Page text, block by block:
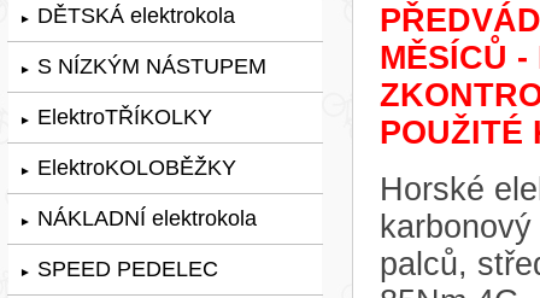
► DĚTSKÁ elektrokola
► S NÍZKÝM NÁSTUPEM
► ElektroTŘÍKOLKY
► ElektroKOLOBĚŽKY
► NÁKLADNÍ elektrokola
► SPEED PEDELEC
MĚSÍCŮ
POUŽITÉ
Horské
palců,